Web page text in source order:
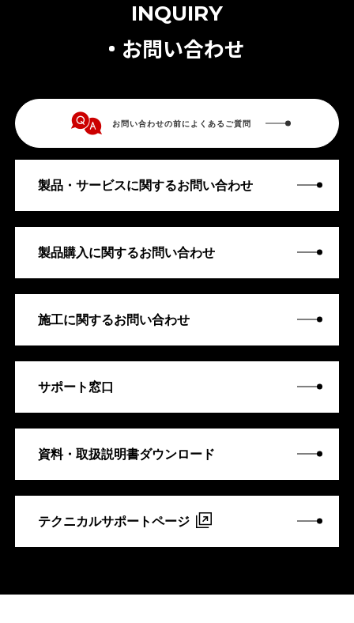
INQUIRY
お問い合わせ
お問い合わせの前によくあるご質問
製品・サービスに関するお問い合わせ
製品購入に関するお問い合わせ
施工に関するお問い合わせ
サポート窓口
資料・取扱説明書ダウンロード
テクニカルサポートページ